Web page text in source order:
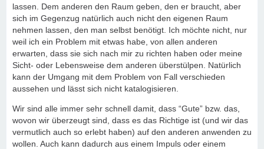
lassen. Dem anderen den Raum geben, den er braucht, aber
sich im Gegenzug natürlich auch nicht den eigenen Raum
nehmen lassen, den man selbst benötigt. Ich möchte nicht, nur
weil ich ein Problem mit etwas habe, von allen anderen
erwarten, dass sie sich nach mir zu richten haben oder meine
Sicht- oder Lebensweise dem anderen überstülpen. Natürlich
kann der Umgang mit dem Problem von Fall verschieden
aussehen und lässt sich nicht katalogisieren.
Wir sind alle immer sehr schnell damit, dass “Gute” bzw. das,
wovon wir überzeugt sind, dass es das Richtige ist (und wir das
vermutlich auch so erlebt haben) auf den anderen anwenden zu
wollen. Auch kann dadurch aus einem Impuls oder einem